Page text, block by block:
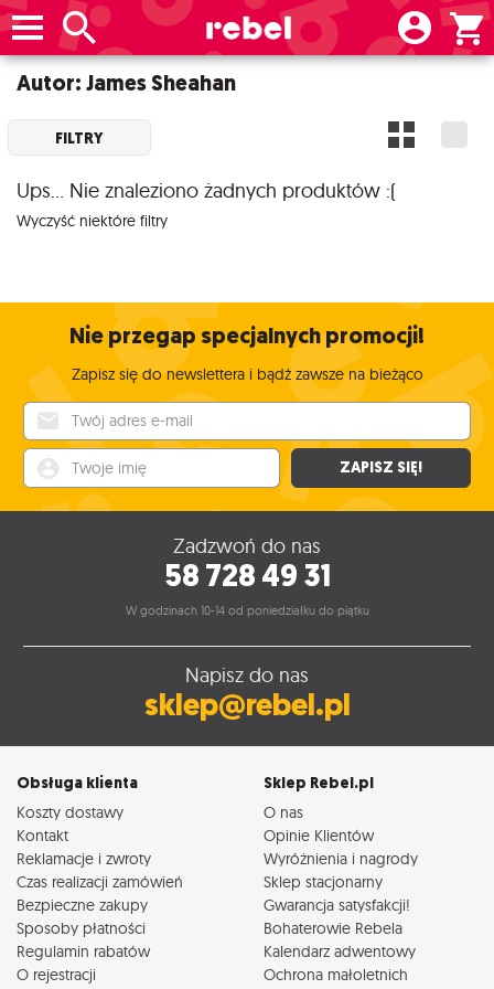
Autor: James Sheahan
FILTRY
Ups... Nie znaleziono żadnych produktów :(
Wyczyść niektóre filtry
Nie przegap specjalnych promocji!
Zapisz się do newslettera i bądź zawsze na bieżąco
ZAPISZ SIĘ!
Zadzwoń do nas
58 728 49 31
W godzinach 10-14 od poniedziałku do piątku
Napisz do nas
sklep@rebel.pl
Obsługa klienta
Koszty dostawy
Kontakt
Reklamacje i zwroty
Czas realizacji zamówień
Bezpieczne zakupy
Sposoby płatności
Regulamin rabatów
O rejestracji
Sklep Rebel.pl
O nas
Opinie Klientów
Wyróżnienia i nagrody
Sklep stacjonarny
Gwarancja satysfakcji!
Bohaterowie Rebela
Kalendarz adwentowy
Ochrona małoletnich